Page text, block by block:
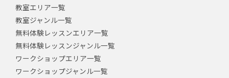
教室エリア一覧
教室ジャンル一覧
無料体験レッスンエリア一覧
無料体験レッスンジャンル一覧
ワークショップエリア一覧
ワークショップジャンル一覧